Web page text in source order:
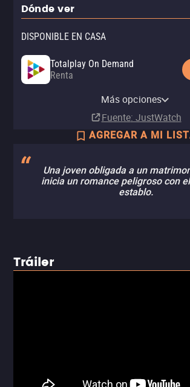
Dónde ver
DISPONIBLE EN CASA
Totalplay On Demand
Renta
Apple TV Store
Más opciones
Fuente: JustWatch
AGREGAR A MI
Una joven obligada a un
inicia un romance peligroso con
establo.
Tráiler